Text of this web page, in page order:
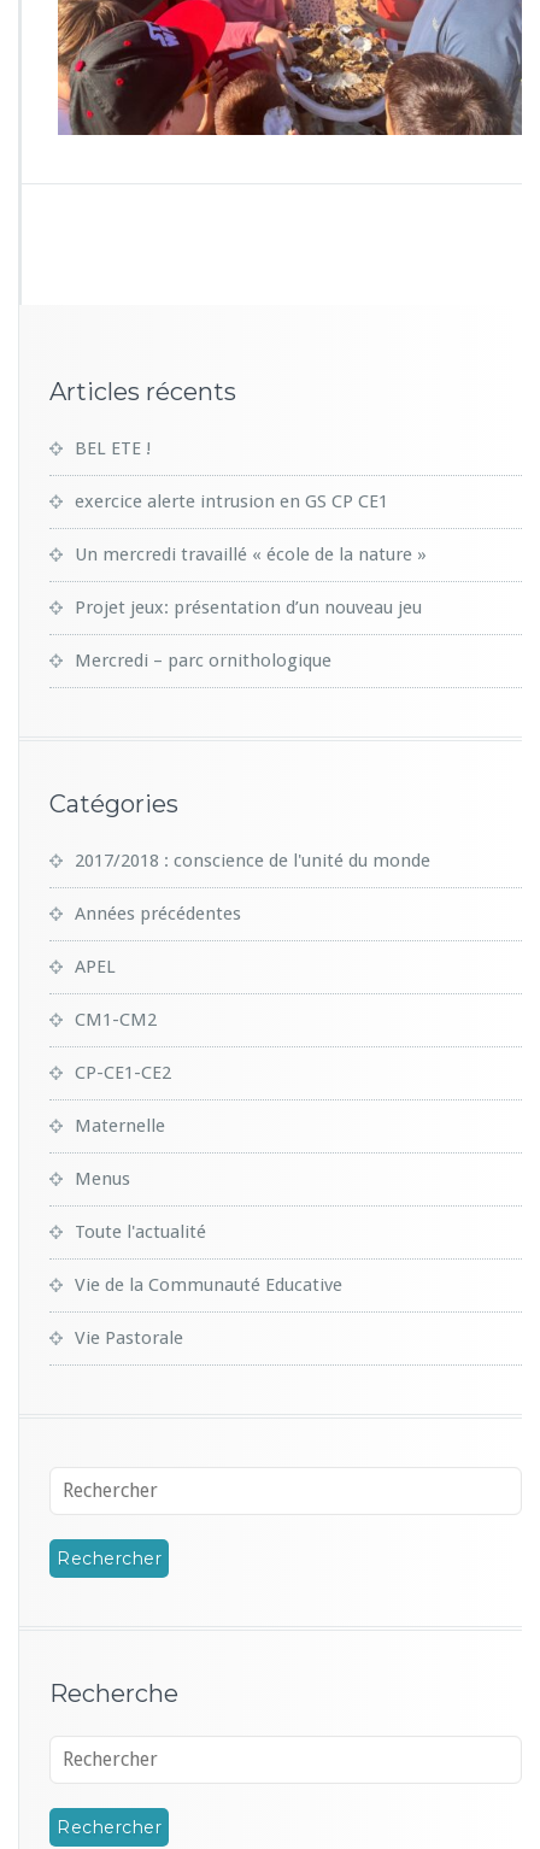
0
3
1
7
-
W
0
Articles récents
BEL ETE !
exercice alerte intrusion en GS CP CE1
Un mercredi travaillé « école de la nature »
Projet jeux: présentation d’un nouveau jeu
Mercredi – parc ornithologique
Catégories
2017/2018 : conscience de l'unité du monde
Années précédentes
APEL
CM1-CM2
CP-CE1-CE2
Maternelle
Menus
Toute l'actualité
Vie de la Communauté Educative
Vie Pastorale
Recherche